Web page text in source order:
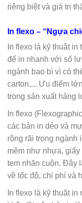
riêng biệt và giá trị
In flexo – “Ngựa
In flexo là kỹ thuật
để in nhanh với số
ngành bao bì vì có
carton,... Ưu điểm
trong sản xuất hàng
In flexo
các bản in dẻo và
rộng rãi trong ngành
mềm như nhựa, giấy
tem nhãn cuộn. Đây
về tốc độ, chi phí và
In flexo là kỹ thuật